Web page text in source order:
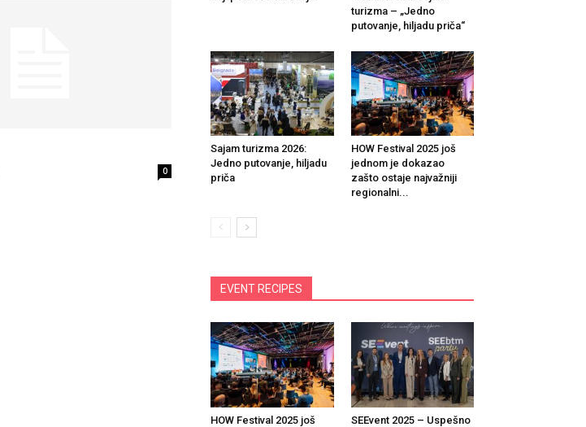
0
turizma – „Jedno
putovanje, hiljadu priča“
Sajam turizma 2026:
Jedno putovanje, hiljadu
priča
HOW Festival 2025 još
jednom je dokazao
zašto ostaje najvažniji
regionalni...
EVENT RECIPES
HOW Festival 2025 još
SEEvent 2025 – Uspešno